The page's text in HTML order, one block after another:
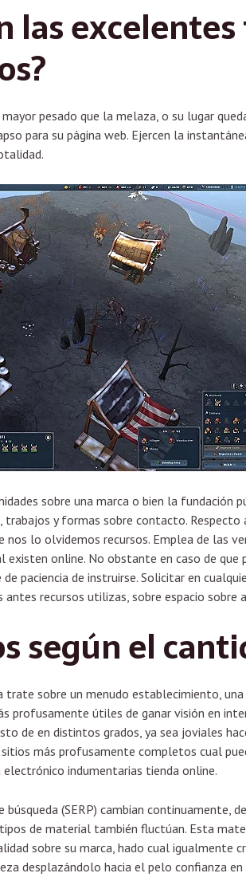
las
pesado que la melaza, o su lugar
para su página web. Ejercen la
sobre una marca o bien la
trabajos y formas sobre contacto.
nos lo olvidemos recursos. Emplea de las
online. No obstante en caso de que
paciencia de instruirse. Solicitar en
recursos utilizas, sobre espacio sobre
según el
sobre un menudo establecimiento,
profusamente útiles de ganar visión en
de en distintos grados, ya sea joviales
más profusamente completos cual
indumentarias tienda online.
(SERP) cambian continuamente,
de material también fluctúan. Esta
sobre su marca, hado cual igualmente
desplazándolo hacia el pelo confianza